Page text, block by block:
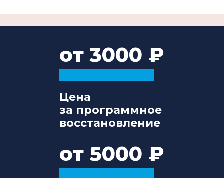
от 3000
Цена
за программное
восстановление
от 5000